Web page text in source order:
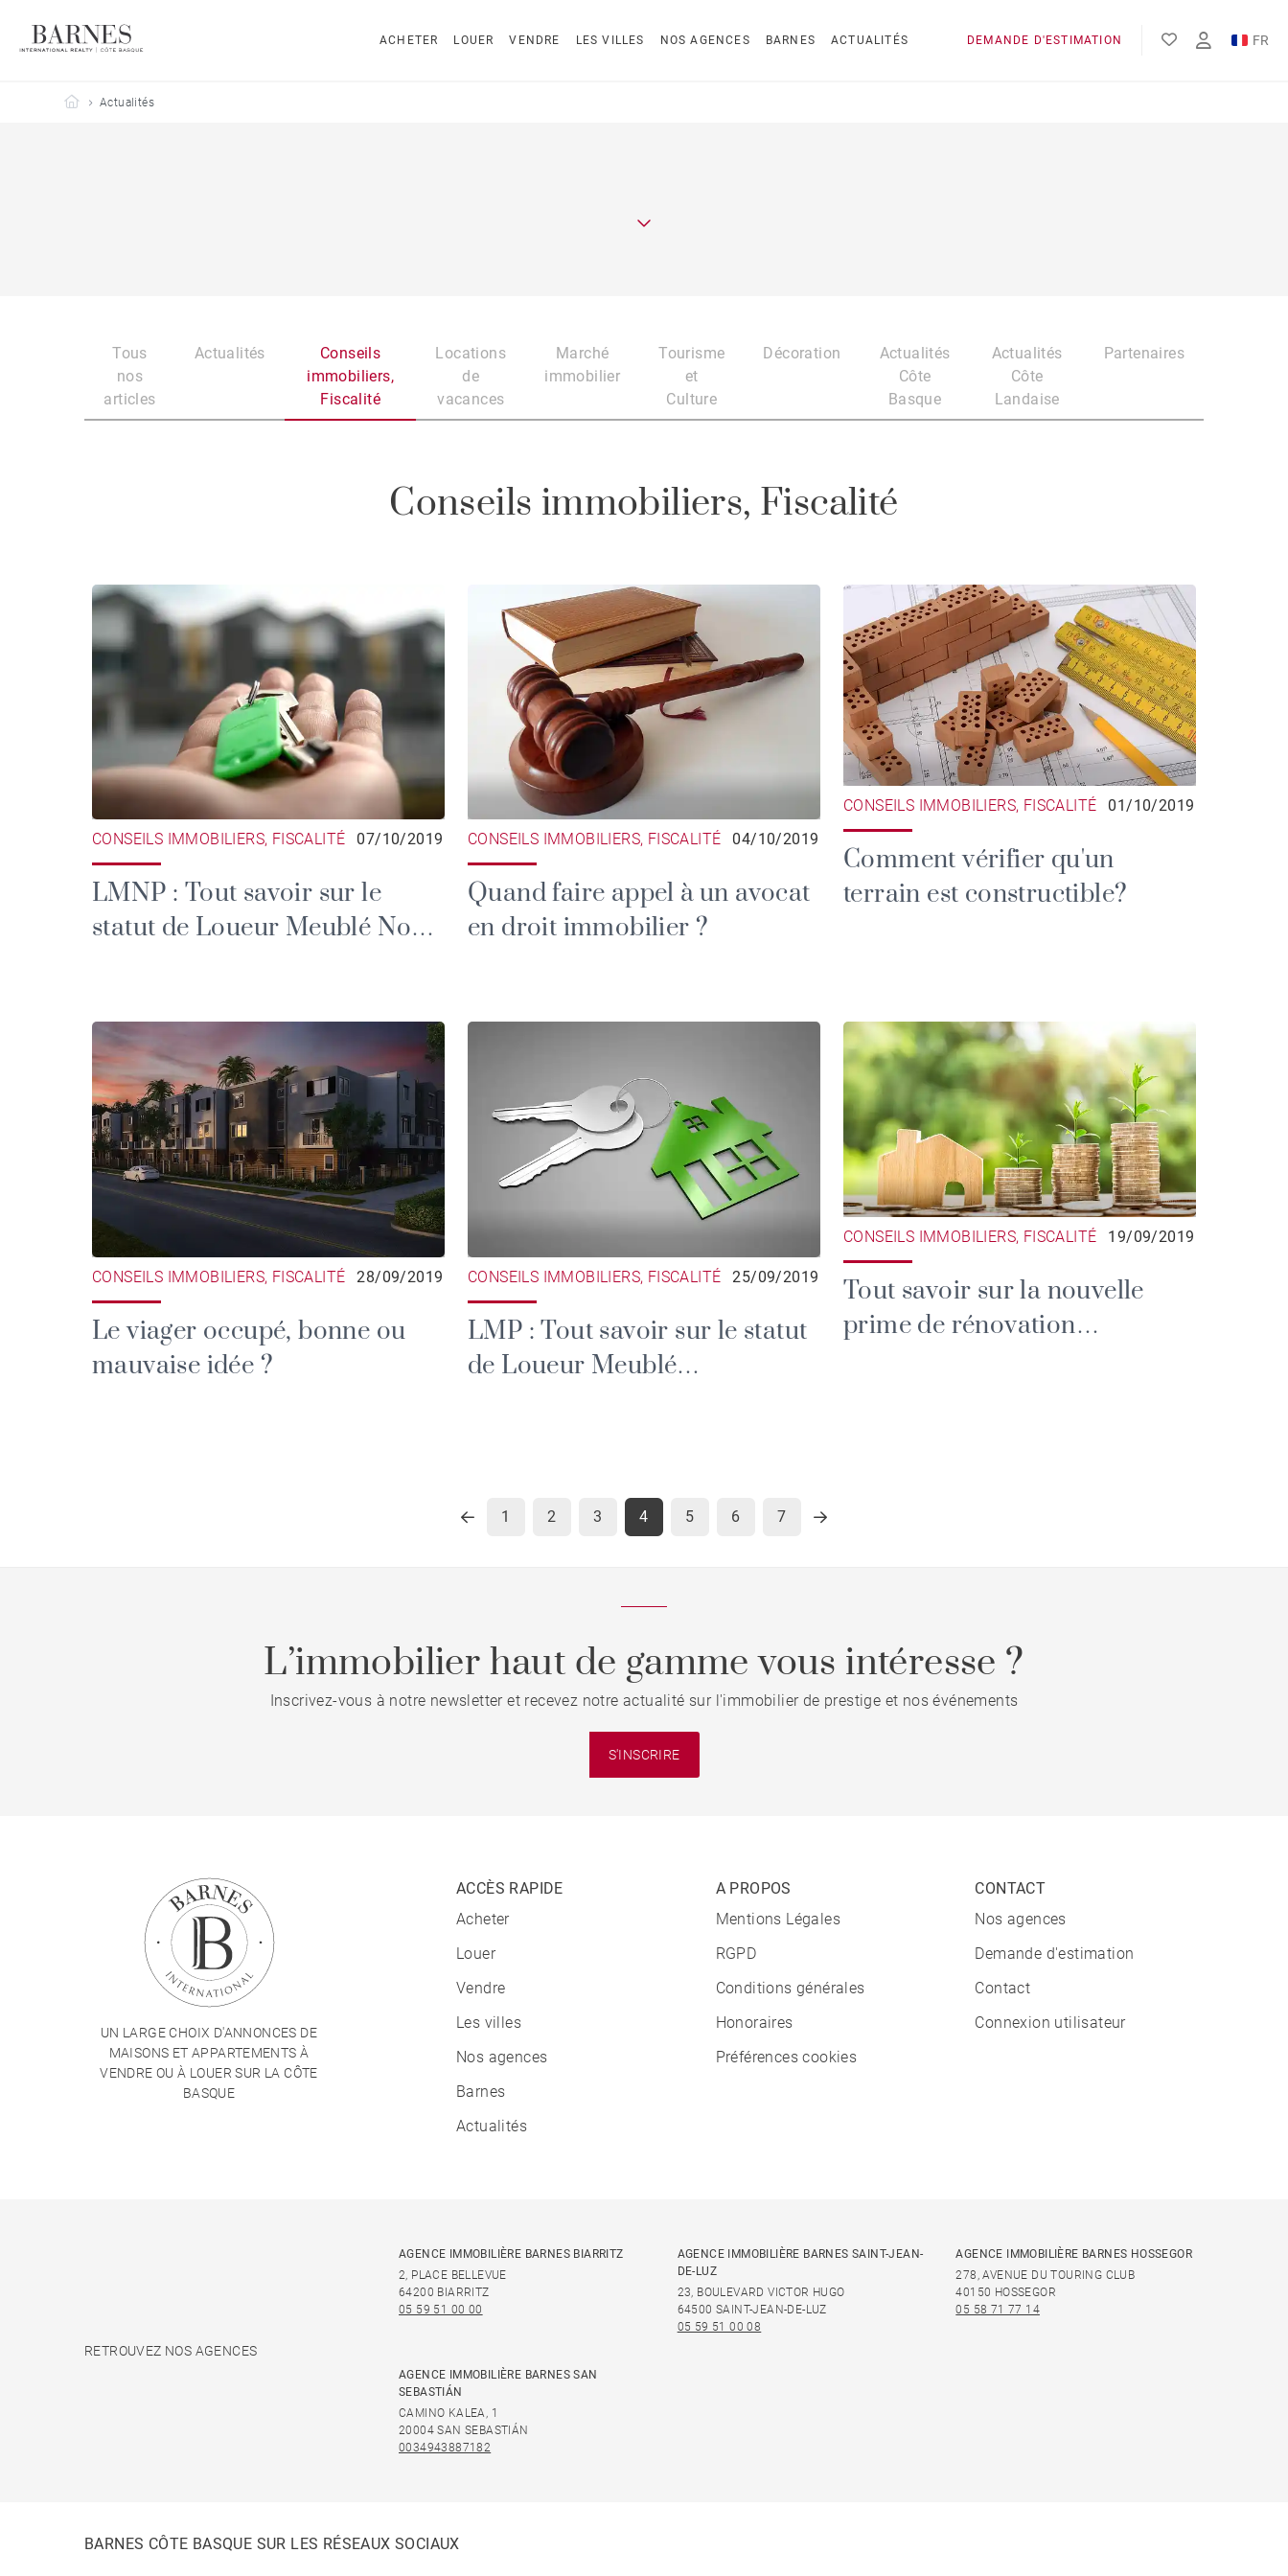
ACHETER LOUER VENDRE LES VILLES NOS AGENCES BARNES ACTUALITÉS DEMANDE D'ESTIMATION FR
EN
Barnes Côte Basque
Actualités
Tous
nos
articles
Actualités
Conseils
immobiliers,
Fiscalité
Locations
de
vacances
Marché
immobilier
Tourisme
et
Culture
Décoration
Actualités
Côte
Basque
Actualités
Côte
Landaise
Partenaires
Conseils immobiliers, Fiscalité
CONSEILS IMMOBILIERS, FISCALITÉ 07/10/2019
LMNP : Tout savoir sur le
statut de Loueur Meublé Non
CONSEILS IMMOBILIERS, FISCALITÉ 04/10/2019
Quand faire appel à un avocat
en droit immobilier ?
CONSEILS IMMOBILIERS, FISCALITÉ 01/10/2019
Comment vérifier qu'un
terrain est constructible?
CONSEILS IMMOBILIERS, FISCALITÉ 28/09/2019
Le viager occupé, bonne ou
mauvaise idée ?
CONSEILS IMMOBILIERS, FISCALITÉ 25/09/2019
LMP : Tout savoir sur le statut
de Loueur Meublé
CONSEILS IMMOBILIERS, FISCALITÉ 19/09/2019
Tout savoir sur la nouvelle
prime de rénovation
1 2 3 4 5 6 7
L’immobilier haut de gamme vous intéresse ?
Inscrivez-vous à notre newsletter et recevez notre actualité sur l'immobilier de prestige et nos événements
S'INSCRIRE
UN LARGE CHOIX D'ANNONCES DE
MAISONS ET APPARTEMENTS À
VENDRE OU À LOUER SUR LA CÔTE
BASQUE
ACCÈS RAPIDE
Acheter
Louer
Vendre
Les villes
Nos agences
Barnes
Actualités
A PROPOS
Mentions Légales
RGPD
Conditions générales
Honoraires
Préférences cookies
CONTACT
Nos agences
Demande d'estimation
Contact
Connexion utilisateur
RETROUVEZ NOS AGENCES
AGENCE IMMOBILIÈRE BARNES BIARRITZ
2, PLACE BELLEVUE
64200 BIARRITZ
05 59 51 00 00
AGENCE IMMOBILIÈRE BARNES SAINT-JEAN-
DE-LUZ
23, BOULEVARD VICTOR HUGO
64500 SAINT-JEAN-DE-LUZ
05 59 51 00 08
AGENCE IMMOBILIÈRE BARNES HOSSEGOR
278, AVENUE DU TOURING CLUB
40150 HOSSEGOR
05 58 71 77 14
AGENCE IMMOBILIÈRE BARNES SAN
SEBASTIÁN
CAMINO KALEA, 1
20004 SAN SEBASTIÁN
0034943887182
BARNES CÔTE BASQUE SUR LES RÉSEAUX SOCIAUX